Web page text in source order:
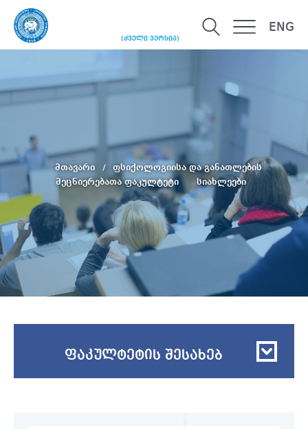
(ძველი ვერსია)
ENG
მთავარი
ფსიქოლოგიისა და განათლების
მეცნიერებათა ფაკულტეტი
სიახლეები
ფაკულტეტის შესახებ